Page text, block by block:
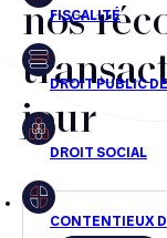
Fiscalité
Droit public des
Droit social
Droit immobilier
nos
jour